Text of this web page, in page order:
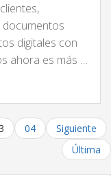
digitales con
ahora es más …
04
Siguiente
Última